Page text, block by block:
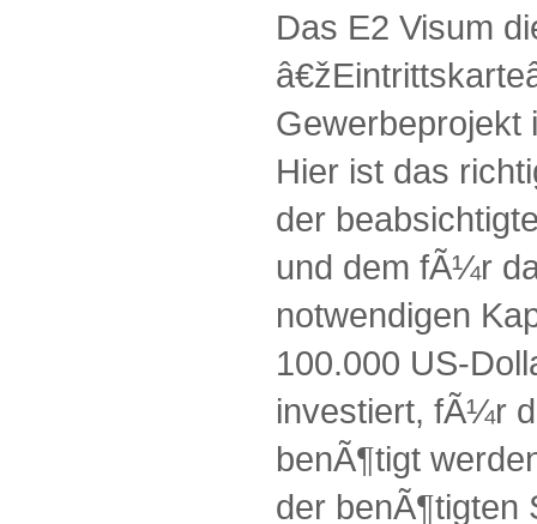
Das E2 Visum
Gewerbeprojekt
Hier ist das
der
und dem fÃ¼r
notwendigen
100.000 US-
investiert, fÃ¼r
benÃ¶tigt
der benÃ¶tigten